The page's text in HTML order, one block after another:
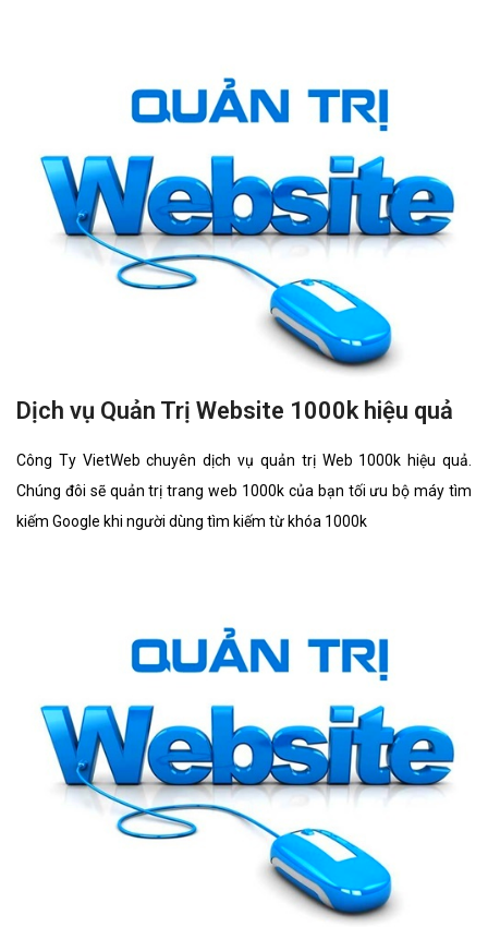
Dịch vụ Quản Trị Website 1000k hiệu quả
Công Ty VietWeb chuyên dịch vụ quản trị Web 1000k hiệu quả.
Chúng đôi sẽ quản trị trang web 1000k của bạn tối ưu bộ máy tìm
kiếm Google khi người dùng tìm kiếm từ khóa 1000k